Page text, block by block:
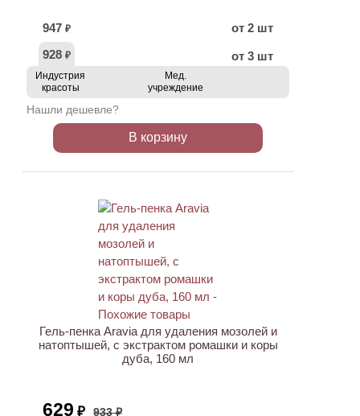
947 ₽
от 2 шт
928 ₽ от 3 шт
Индустрия
красоты
Мед.
учреждение
Нашли дешевле?
В корзину
Гель-пенка Aravia для удаления мозолей и
натоптышей, с экстрактом ромашки и коры
дуба, 160 мл
629 ₽ 933 ₽